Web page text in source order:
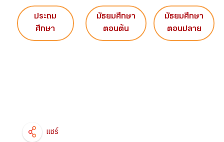
ประถม
ศึกษา
มัธยมศึกษา
ตอนต้น
มัธยมศึกษา
ตอนปลาย
แชร์